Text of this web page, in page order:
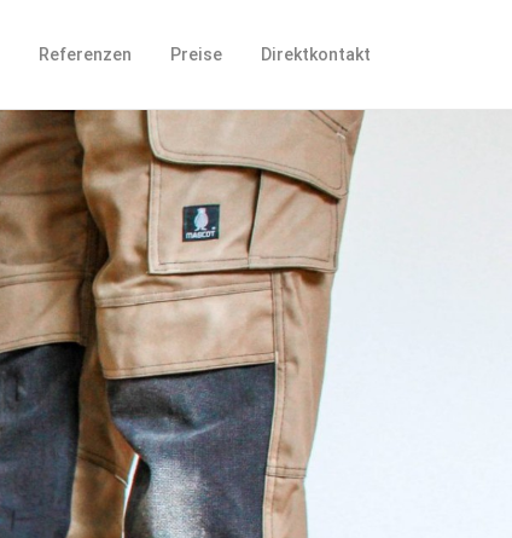
Referenzen Preise Direktkontakt